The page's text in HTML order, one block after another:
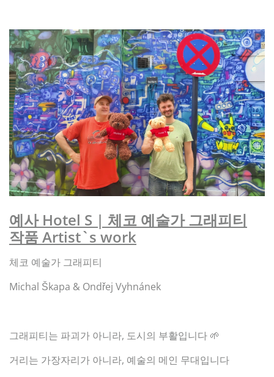
예사 Hotel S | 체코 예술가 그래피티
작품 Artist`s work
체코 예술가 그래피티
Michal Škapa & Ondřej Vyhnánek
그래피티는 파괴가 아니라, 도시의 부활입니다 🌱
거리는 가장자리가 아니라, 예술의 메인 무대입니다